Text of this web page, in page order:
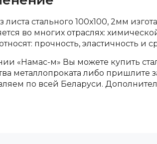
листа стального 100х100, 2мм
во многих отраслях:
прочность, эластичность и
«Намас-м» Вы можете купить
металлопроката либо пришлите
по всей Беларуси.